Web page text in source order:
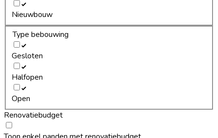
Nieuwbouw
Type bebouwing
Gesloten
Halfopen
Open
Renovatiebudget